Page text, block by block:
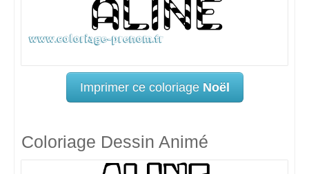
Imprimer ce coloriage Noël
Coloriage Dessin Animé